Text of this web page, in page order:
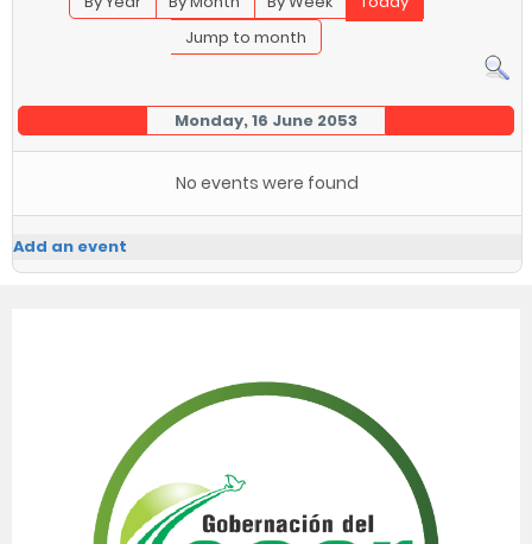
Jump to month
Monday, 16 June 2053
No events were found
Add an event